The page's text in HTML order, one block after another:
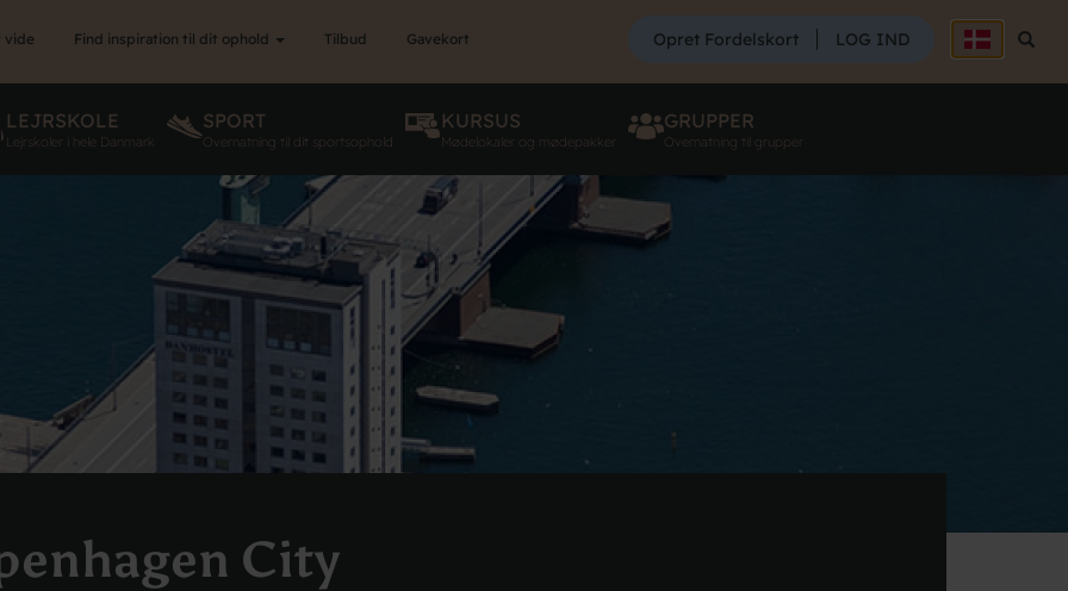
SØG
Søg
Opret Fordelskort LOG IND
vide Find inspiration til dit ophold Tilbud Gavekort
LEJRSKOLE
Lejrskoler i hele Danmark
SPORT
Overnatning til dit sportsophold
KURSUS
Mødelokaler og mødepakker
GRUPPER
Overnatning til grupper
City